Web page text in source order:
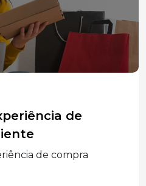
do TST que
Empresariais
por assédio